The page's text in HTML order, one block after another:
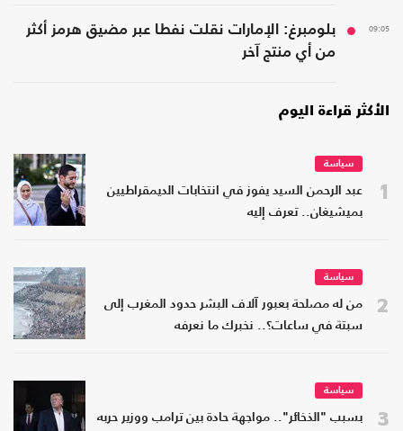
09:05
بلومبرغ: الإمارات نقلت نفطا عبر مضيق هرمز أكثر
من أي منتج آخر
الأكثر قراءة اليوم
1
سياسة
عبد الرحمن السيد يفوز في انتخابات الديمقراطيين
بميشيغان.. تعرف إليه
2
سياسة
من له مصلحة بعبور آلاف البشر حدود المغرب إلى
سبتة في ساعات؟.. نخبرك ما نعرفه
3
سياسة
بسبب "الذخائر".. مواجهة حادة بين ترامب ووزير حربه